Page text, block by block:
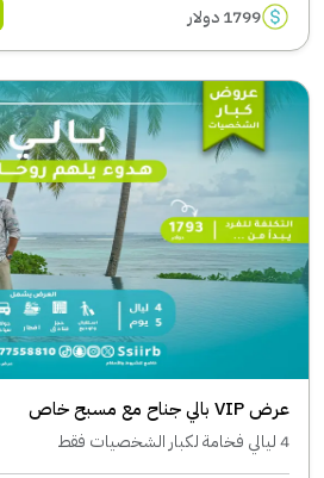
1799 دولار
عرض VIP بالي جناح مع مسبح خاص
4 ليالي فخامة لكبار الشخصيات فقط